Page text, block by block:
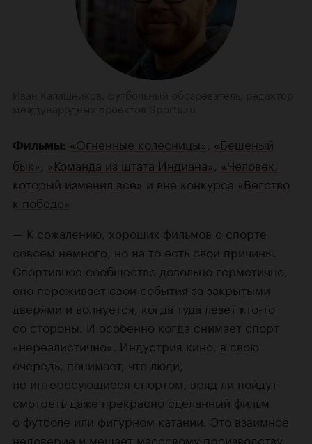
Фильмы: «Огненные колесницы» «Бешеный
бык» «Команда из штата Индиана» «Человек,
который изменил все» и вне конкурса «Бегство
к победе»
— К сожалению, хороших фильмов о спорте
совсем немного, но на то есть свои причины.
Спортивное сообщество довольно герметично,
оно переживает свои события за закрытыми
дверями и волнуется, когда туда лезет кто-то
со стороны. И особенно когда снимает спорт
«нереалистично». Индустрия кино, в свою
очередь, понимает, что люди,
не интересующиеся спортом, вряд ли пойдут
смотреть даже прекрасно сделанный фильм
о футболе или фигурном катании. Это взаимное
недоверие и мешает массовому производству